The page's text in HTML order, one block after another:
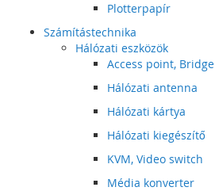
Plotterpapír
Számítástechnika
Hálózati eszközök
Access point, Bridge
Hálózati antenna
Hálózati kártya
Hálózati kiegészítő
KVM, Video switch
Média konverter